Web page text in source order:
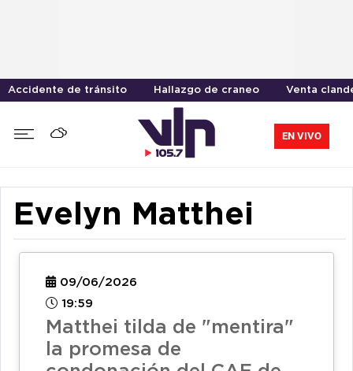
Accidente de tránsito Hallazgo de craneo Venta
EN VIVO
Evelyn Matthei
09/06/2026
19:59
Matthei tilda de "mentira"
la promesa de